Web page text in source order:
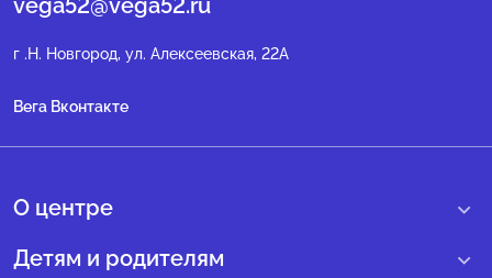
г .Н. Новгород, ул. Алексеевская, 22А
Вега Вконтакте
О центре
О нас
Детям и родителям